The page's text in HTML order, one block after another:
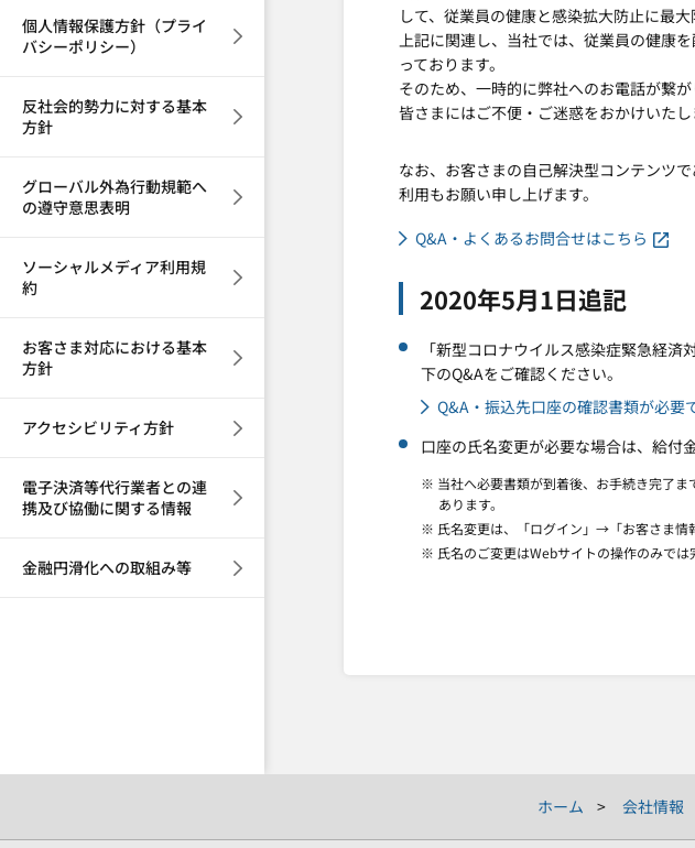
して、従業員の健康と感染拡大防止に最
上記に関連し、当社では、従業員の健康
っております。
そのため、一時的に弊社へのお電話が繋
皆さまにはご不便・ご迷惑をおかけいた
なお、お客さまの自己解決型コンテンツ
利用もお願い申し上げます。
Q&A・よくあるお問合せはこちら
2020年5月1日追記
「新型コロナウイルス感染症緊急経
下のQ&Aをご確認ください。
Q&A・振込先口座の確認書類が必要
口座の氏名変更が必要な場合は、給付
※ 当社へ必要書類が到着後、お手続き完了ま
あります。
※ 氏名変更は、「ログイン」→「お客さま情
※ 氏名のご変更はWebサイトの操作のみでは
個人情報保護方針（プライ
バシーポリシー）
反社会的勢力に対する基本
方針
グローバル外為行動規範へ
の遵守意思表明
ソーシャルメディア利用規
約
お客さま対応における基本
方針
アクセシビリティ方針
電子決済等代行業者との連
携及び協働に関する情報
金融円滑化への取組み等
ホーム 会社情報